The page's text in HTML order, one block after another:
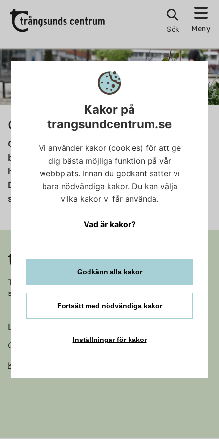
Kakor på
trangsundcentrum.se
Vi använder kakor (cookies) för att ge
dig bästa möjliga funktion på vår
webbplats. Innan du godkänt sätter vi
bara nödvändiga kakor. Du kan välja
vilka kakor vi får använda.
Vad är kakor?
Godkänn alla kakor
Fortsätt med nödvändiga kakor
Inställningar för kakor
Sök Meny
Öppettider
Om du undrar vilka öppettider som gäller för
butiker och restauranger i Trångsunds centrum
hänvisar vi dig till respektive butiks egen sida.
Där hittar du aktuell information om öppettider
samt kontaktuppgifter och länkar.
Trångsund centrum är det lilla centrumet där du hittar
servicen för ditt dagliga behov.
Länkar
Om Trångsund centrum
Kontakt